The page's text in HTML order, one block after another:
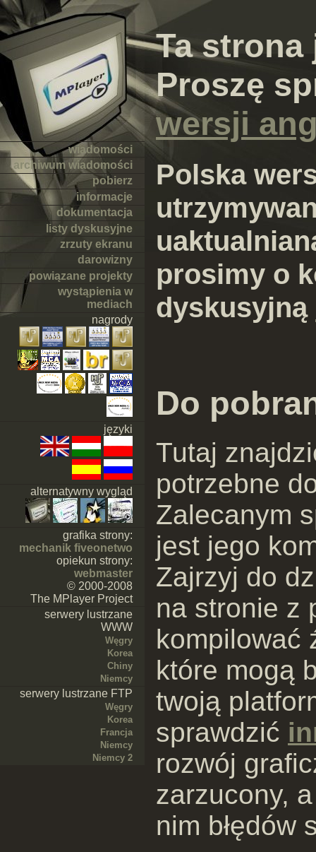
wiadomości
archiwum wiadomości
pobierz
informacje
dokumentacja
listy dyskusyjne
zrzuty ekranu
darowizny
powiązane projekty
wystąpienia w
mediach
nagrody
języki
alternatywny wygląd
grafika strony:
mechanik fiveonetwo
opiekun strony:
webmaster
© 2000-2008
The MPlayer Project
serwery lustrzane
WWW
Węgry
Korea
Chiny
Niemcy
serwery lustrzane FTP
Węgry
Korea
Francja
Niemcy
Niemcy 2
Ta strona
Proszę
wersji
Polska
prosimy o
dyskusyjną
Do
Tutaj
potrzebne
Zalecanym
jest jego
Zajrzyj do
na stronie z
kompilować
które mogą
twoją
sprawdzić
rozwój
zarzucony,
nim błędów